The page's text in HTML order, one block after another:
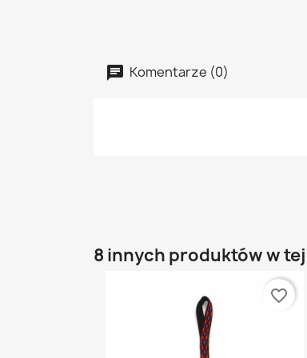
Komentarze (0)
8 innych produktów w
favorite_border